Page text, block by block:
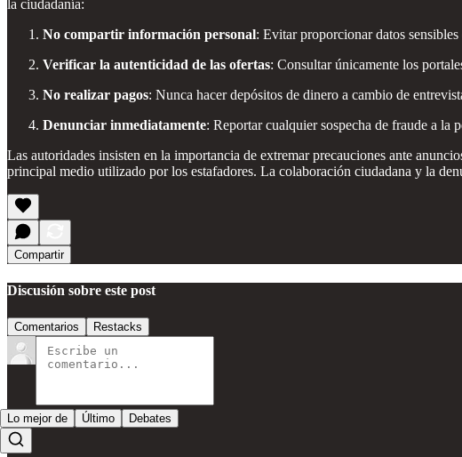
la ciudadanía:
No compartir información personal: Evitar proporcionar datos
Verificar la autenticidad de las ofertas: Consultar únicamente los
No realizar pagos: Nunca hacer depósitos de dinero a cambio de
Denunciar inmediatamente: Reportar cualquier sospecha de fraude a la
Las autoridades insisten en la importancia de extremar precauciones ante
principal medio utilizado por los estafadores. La colaboración ciudadana y la
Compartir
Discusión sobre este post
Comentarios Restacks
Lo mejor de Último Debates